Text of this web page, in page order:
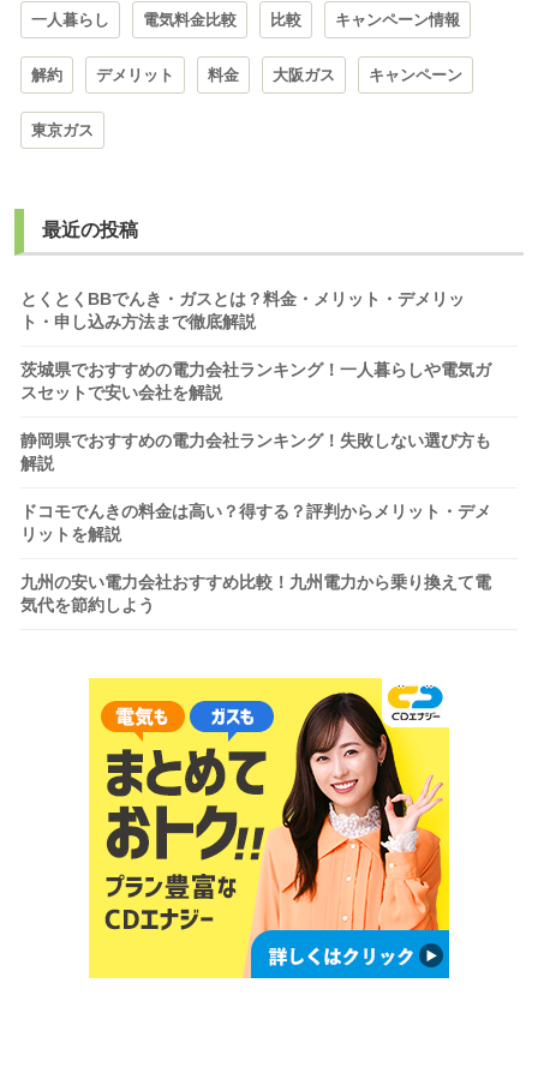
一人暮らし 電気料金比較 比較 キャンペーン情報
解約 デメリット 料金 大阪ガス キャンペーン
東京ガス
最近の投稿
とくとくBBでんき・ガスとは？料金・メリット・デメリッ
ト・申し込み方法まで徹底解説
茨城県でおすすめの電力会社ランキング！一人暮らしや電気ガ
スセットで安い会社を解説
静岡県でおすすめの電力会社ランキング！失敗しない選び方も
解説
ドコモでんきの料金は高い？得する？評判からメリット・デメ
リットを解説
九州の安い電力会社おすすめ比較！九州電力から乗り換えて電
気代を節約しよう